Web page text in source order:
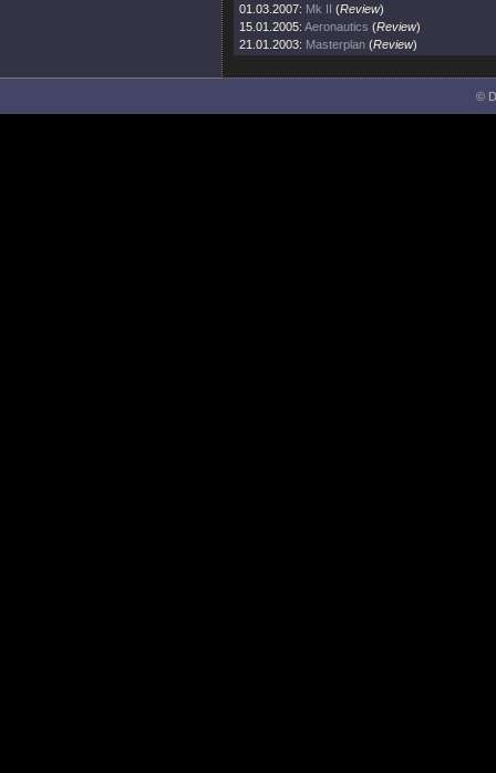
01.03.2007: Mk II (Review)
15.01.2005: Aeronautics (Review)
21.01.2003: Masterplan (Review)
©